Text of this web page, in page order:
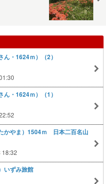
・1624ｍ）（2）
・1624ｍ）（1）
かやま）1504ｍ 日本二百名山
18:32
いずみ旅館